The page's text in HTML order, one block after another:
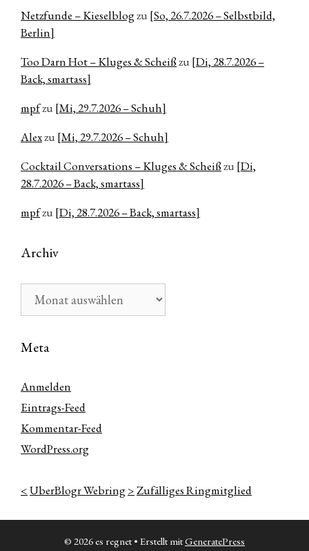
Netzfunde – Kieselblogzu [So, 26.7.2026 – Selbstbild,
Berlin]
Too Darn Hot – Kluges & Scheißzu [Di, 28.7.2026 –
Back, smartass]
mpfzu [Mi, 29.7.2026 – Schuh]
Alexzu [Mi, 29.7.2026 – Schuh]
Cocktail Conversations – Kluges & Scheißzu [Di,
28.7.2026 – Back, smartass]
mpfzu [Di, 28.7.2026 – Back, smartass]
Archiv
Meta
Anmelden
Eintrags-Feed
Kommentar-Feed
WordPress.org
<UberBlogr Webring>Zufälliges Ringmitglied
© 2026 es regnet• Erstellt mitGeneratePress